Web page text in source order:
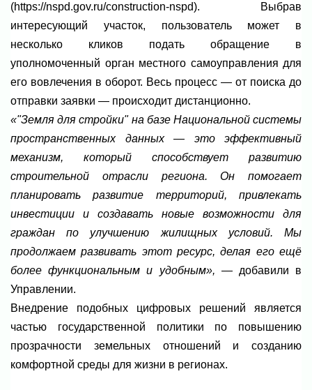
(https://nspd.gov.ru/construction-nspd). Выбрав
интересующий участок, пользователь может в
несколько кликов подать обращение в
уполномоченный орган местного самоуправления для
его вовлечения в оборот. Весь процесс — от поиска до
отправки заявки — происходит дистанционно.
«"Земля для стройки" на базе Национальной системы
пространственных данных — это эффективный
механизм, который способствует развитию
строительной отрасли региона. Он помогает
планировать развитие территорий, привлекать
инвестиции и создавать новые возможности для
граждан по улучшению жилищных условий. Мы
продолжаем развивать этот ресурс, делая его ещё
более функциональным и удобным», — добавили в
Управлении.
Внедрение подобных цифровых решений является
частью государственной политики по повышению
прозрачности земельных отношений и созданию
комфортной среды для жизни в регионах.